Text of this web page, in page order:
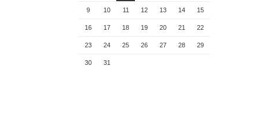
9 10 11 12 13 14 15
16 17 18 19 20 21 22
23 24 25 26 27 28 29
30 31